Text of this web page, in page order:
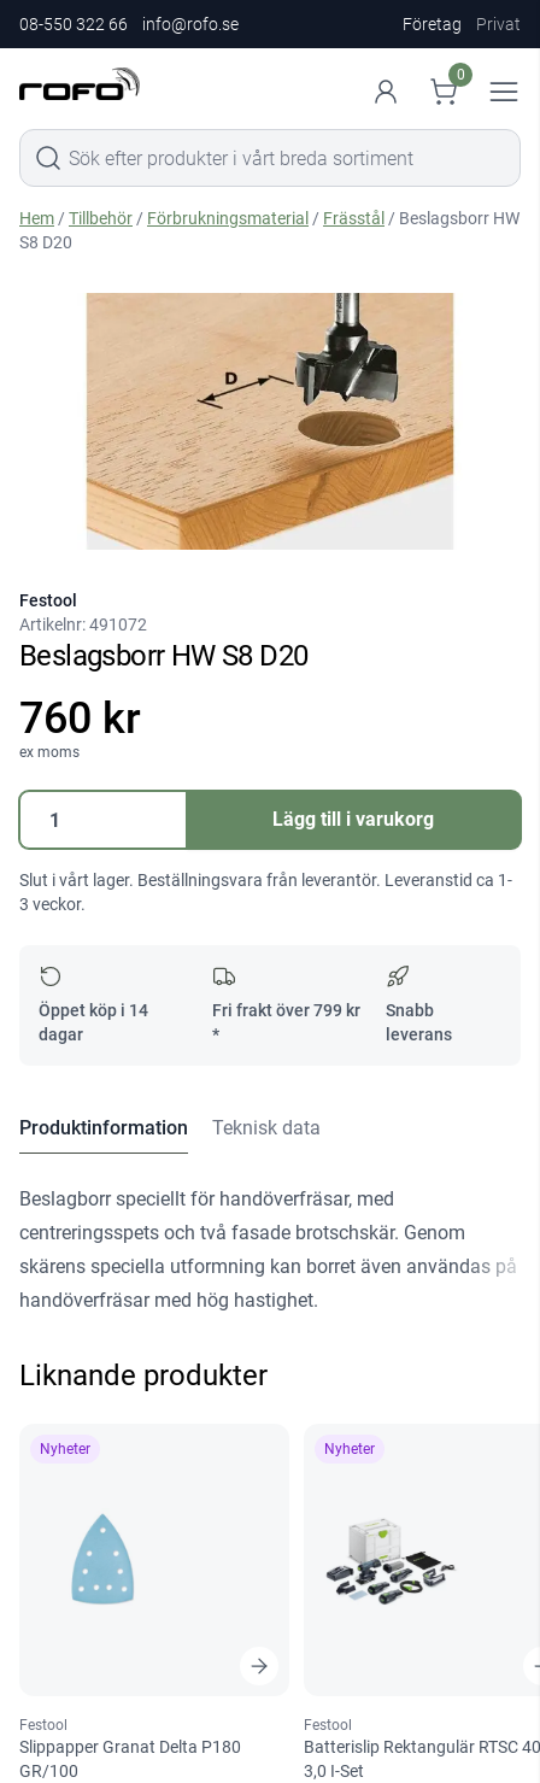
08-550 322 66 info@rofo.se Företag Privat
0
Hem /Tillbehör / Förbrukningsmaterial / Frässtål / Beslagsborr HW
S8 D20
Festool
Artikelnr:491072
Beslagsborr HW S8 D20
760 kr
ex moms
Beslagsborr
D20
Lägg till i varukorg
Slut i vårt lager. Beställningsvara från leverantör. Leveranstid ca 1-
3 veckor.
Öppet köp i 14
dagar
Fri frakt över799 kr
*
Snabb
leverans
Produktinformation Teknisk data
Beslagborr speciellt för handöverfräsar, med
centreringsspets och två fasade brotschskär. Genom
skärens speciella utformning kan borret även användas på
handöverfräsar med hög hastighet.
Liknande produkter
Nyheter
Festool
Slippapper Granat Delta P180
GR/100
Nyheter
Festool
Batterislip Rektangulär RTSC
3,0 I-Set